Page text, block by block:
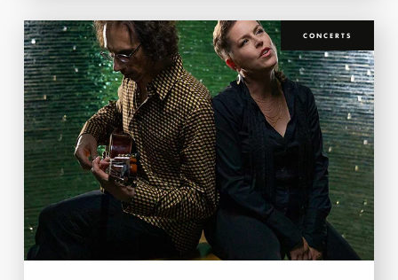
CONCERTS